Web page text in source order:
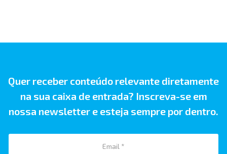
Quer receber conteúdo relevante diretamente
na sua caixa de entrada? Inscreva-se em
nossa newsletter e esteja sempre por dentro.